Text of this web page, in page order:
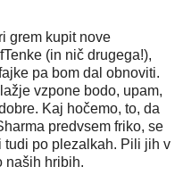
grem kupit nove
(in nič drugega!),
pa bom dal obnoviti.
vzpone bodo, upam,
Kaj hočemo, to, da
predvsem friko, se
tudi po plezalkah. Pili jih v
naših hribih.